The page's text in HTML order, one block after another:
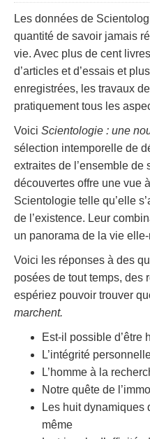
Les données de
quantité de savoir jamais
vie. Avec plus de cent
d’articles et d’essais et
enregistrées, les travaux
pratiquement tous les
Voici Scientologie : une
sélection intemporelle de
extraites de l’ensemble de
découvertes offre une vue
Scientologie telle qu’elle
de l’existence. Leur
un panorama de la vie
Voici les réponses à des
posées de tout temps, des
espériez pouvoir trouver
marchent.
Est-il possible d’être
L’intégrité
L’homme à la
Notre quête de
Les huit dynamiques
même